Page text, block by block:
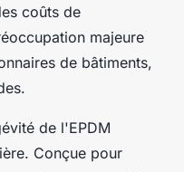
coûts de
majeure
de bâtiments,
de l'EPDM
Conçue pour